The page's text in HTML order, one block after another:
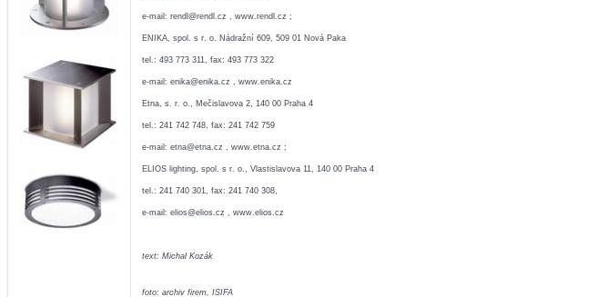
e-mail: rendl@rendl.cz www.rendl.cz ;
ENIKA, spol. s r. o. Nádražní 609, 509 01 Nová Paka
tel.: 493 773 311, fax: 493 773 322
e-mail: enika@enika.cz www.enika.cz
Etna, s. r. o., Mečislavova 2, 140 00 Praha 4
tel.: 241 742 748, fax: 241 742 759
e-mail: etna@etna.cz www.etna.cz ;
ELIOS lighting, spol. s r. o., Vlastislavova 11, 140 00 Praha 4
tel.: 241 740 301, fax: 241 740 308,
e-mail: elios@elios.cz www.elios.cz
text: Michal Kozák
foto: archiv firem, ISIFA